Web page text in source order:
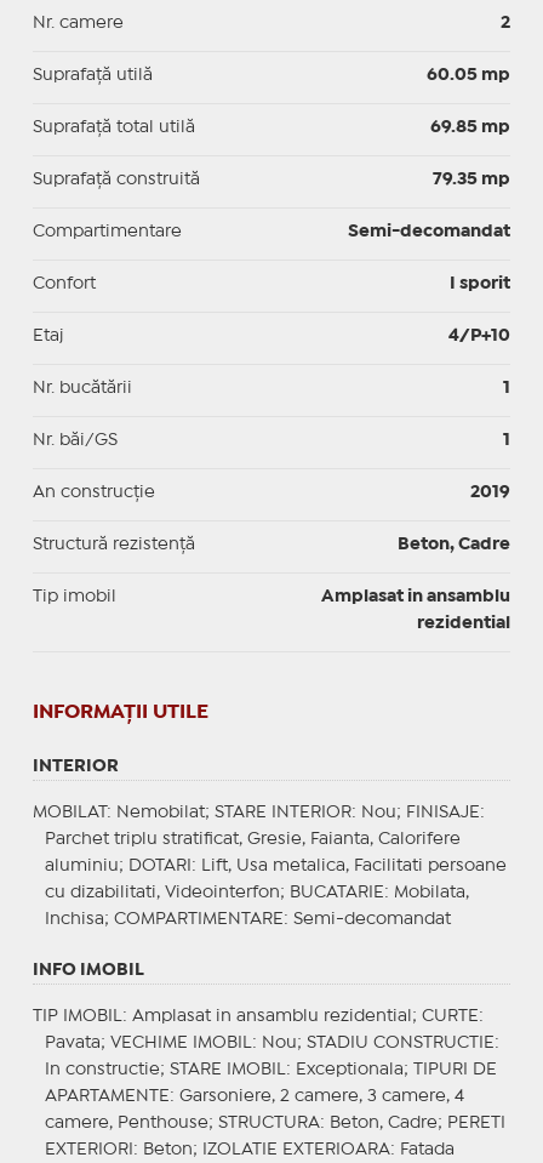
Nr. camere 2
Suprafaţă utilă 60.05 mp
Suprafaţă total utilă 69.85 mp
Suprafaţă construită 79.35 mp
Compartimentare Semi-decomandat
Confort I sporit
Etaj 4/P+10
Nr. bucătării 1
Nr. băi/GS 1
An construcție 2019
Structură rezistență Beton, Cadre
Tip imobil
Amplasat in ansamblu
rezidential
INFORMAŢII UTILE
INTERIOR
MOBILAT : Nemobilat; STARE INTERIOR: Nou; FINISAJE :
Parchet triplu stratificat, Gresie, Faianta, Calorifere
aluminiu;
DOTARI : Lift, Usa metalica, Facilitati persoane
cu dizabilitati, Videointerfon; BUCATARIE : Mobilata,
Inchisa; COMPARTIMENTARE : Semi-decomandat
INFO IMOBIL
TIP IMOBIL : Amplasat in ansamblu rezidential; CURTE :
Pavata; VECHIME IMOBIL : Nou; STADIU CONSTRUCTIE :
In constructie; STARE IMOBIL : Exceptionala;
TIPURI DE
APARTAMENTE : Garsoniere, 2 camere, 3 camere, 4
camere, Penthouse; STRUCTURA: Beton, Cadre; PERETI
EXTERIORI : Beton; IZOLATIE EXTERIOARA: Fatada